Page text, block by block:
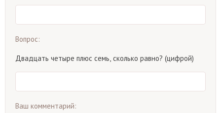
Вопрос:
Двадцать четыре плюс семь, сколько равно? (цифрой)
Ваш комментарий: